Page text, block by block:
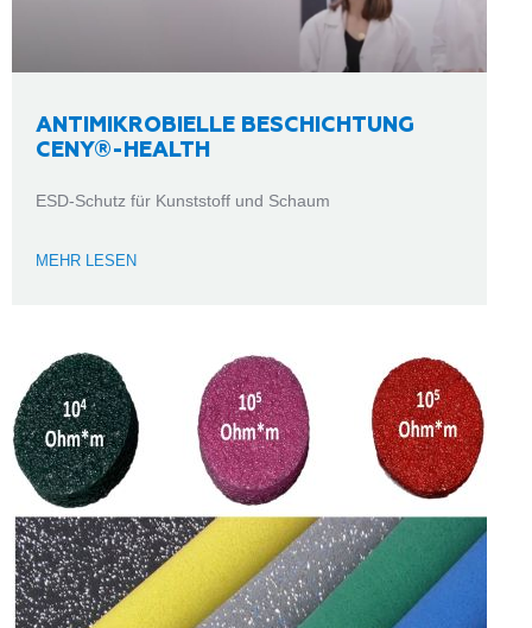
ANTIMIKROBIELLE BESCHICHTUNG
CENY®-HEALTH
ESD-Schutz für Kunststoff und Schaum
MEHR LESEN